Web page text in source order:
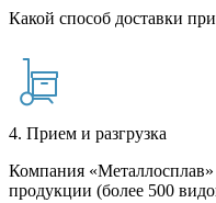
Какой способ доставки
4. Прием и разгрузка
Компания «Металлосплав»
продукции (более 500